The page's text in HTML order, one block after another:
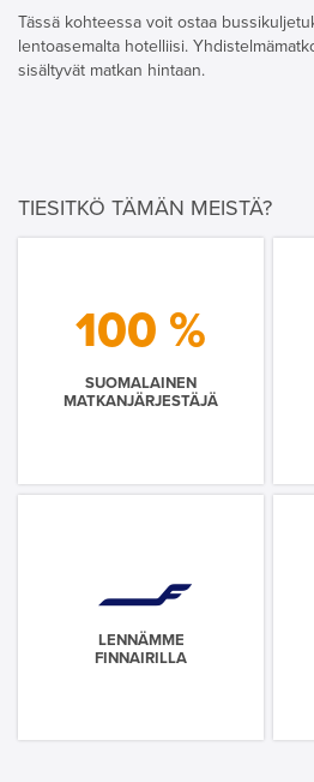
Tässä kohteessa voit ostaa
lentoasemalta hotelliisi.
sisältyvät matkan hintaan.
TIESITKÖ TÄMÄN MEISTÄ?
100 %
SUOMALAINEN
MATKANJÄRJESTÄJÄ
LENNÄMME
FINNAIRILLA